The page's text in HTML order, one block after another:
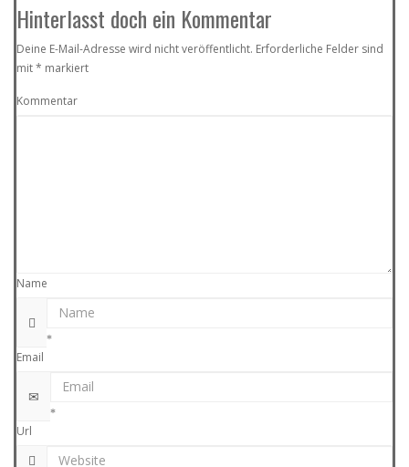
Hinterlasst doch ein Kommentar
Deine E-Mail-Adresse wird nicht veröffentlicht. Erforderliche Felder sind
mit* markiert
Kommentar
Name
Email
Url